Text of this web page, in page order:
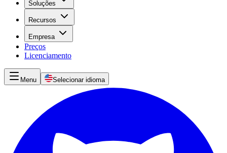
Soluções
Recursos
Empresa
Preços
Licenciamento
Menu Selecionar idioma